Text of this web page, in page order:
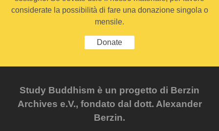
considerate la possibilità di fare una donazione singola o
mensile.
Donate
Study Buddhism è un progetto di Berzin
Archives e.V., fondato dal dott. Alexander
Berzin.